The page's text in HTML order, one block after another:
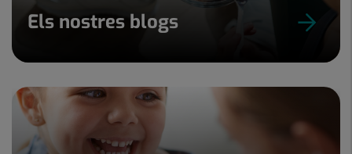
Els nostres blogs